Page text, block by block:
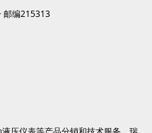
邮编215313